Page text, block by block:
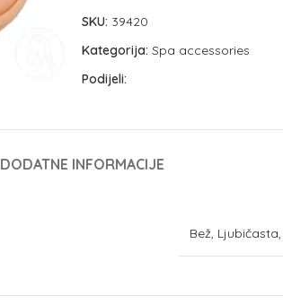
SKU: 39420
Kategorija: Spa accessories
Podijeli:
DODATNE INFORMACIJE
Bež,